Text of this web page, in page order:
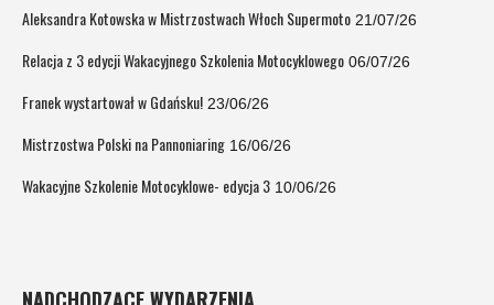
Aleksandra Kotowska w Mistrzostwach Włoch Supermoto 21/07/26
Relacja z 3 edycji Wakacyjnego Szkolenia Motocyklowego 06/07/26
Franek wystartował w Gdańsku! 23/06/26
Mistrzostwa Polski na Pannoniaring 16/06/26
Wakacyjne Szkolenie Motocyklowe- edycja 3 10/06/26